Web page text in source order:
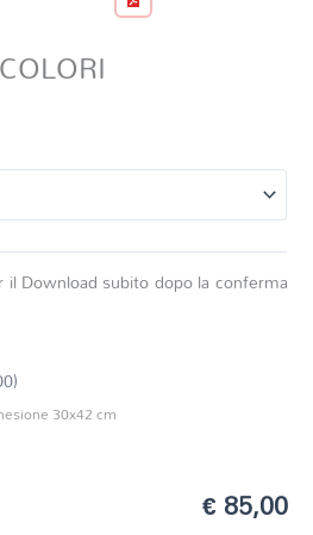
il Download subito dopo la conferma
30x42 cm
€ 85,00